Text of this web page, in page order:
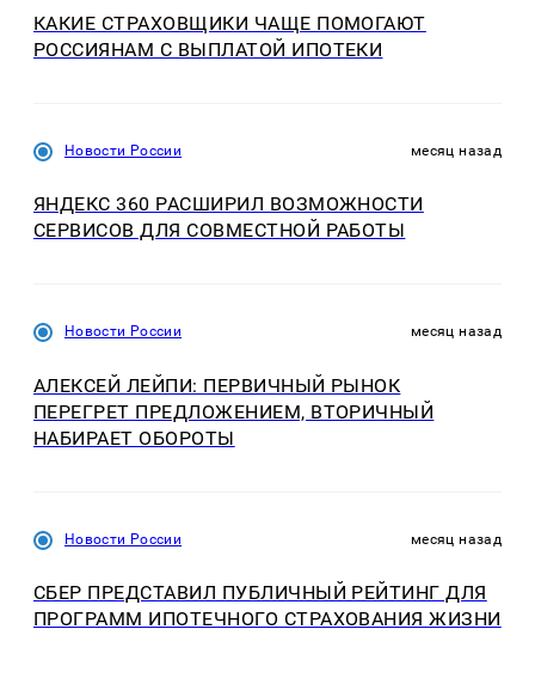
КАКИЕ СТРАХОВЩИКИ ЧАЩЕ ПОМОГАЮТ
РОССИЯНАМ С ВЫПЛАТОЙ ИПОТЕКИ
Новости России месяц назад
ЯНДЕКС 360 РАСШИРИЛ ВОЗМОЖНОСТИ
СЕРВИСОВ ДЛЯ СОВМЕСТНОЙ РАБОТЫ
Новости России месяц назад
АЛЕКСЕЙ ЛЕЙПИ: ПЕРВИЧНЫЙ РЫНОК
ПЕРЕГРЕТ ПРЕДЛОЖЕНИЕМ, ВТОРИЧНЫЙ
НАБИРАЕТ ОБОРОТЫ
Новости России месяц назад
СБЕР ПРЕДСТАВИЛ ПУБЛИЧНЫЙ РЕЙТИНГ ДЛЯ
ПРОГРАММ ИПОТЕЧНОГО СТРАХОВАНИЯ ЖИЗНИ